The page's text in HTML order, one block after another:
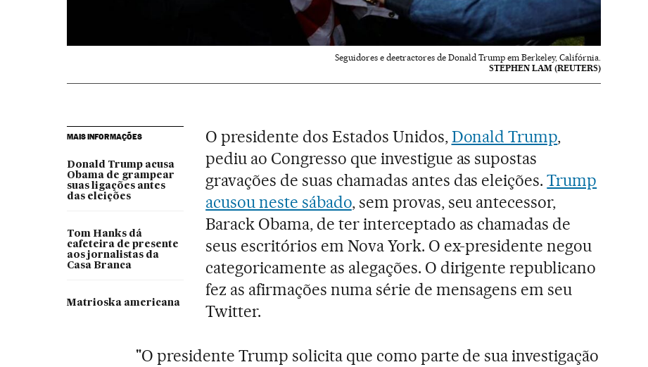
Seguidores e deetractores de Donald Trump em Berkeley, Califórnia.
STEPHEN LAM (REUTERS)
MAIS INFORMAÇÕES
Donald Trump acusa
Obama de grampear
suas ligações antes
das eleições
Tom Hanks dá
cafeteira de presente
aos jornalistas da
Casa Branca
Matrioska americana
O presidente dos Estados Unidos,Donald Trump,
pediu ao Congresso que investigue as supostas
gravações de suas chamadas antes das eleições.Trump
acusou neste sábado, sem provas, seu antecessor,
Barack Obama, de ter interceptado as chamadas de
seus escritórios em Nova York. O ex-presidente negou
categoricamente as alegações. O dirigente republicano
fez as afirmações numa série de mensagens em seu
Twitter.
"O presidente Trump solicita que como parte de sua investigação